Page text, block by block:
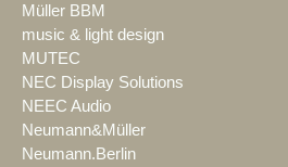
Müller BBM
music & light design
MUTEC
NEC Display Solutions
NEEC Audio
Neumann&Müller
Neumann.Berlin